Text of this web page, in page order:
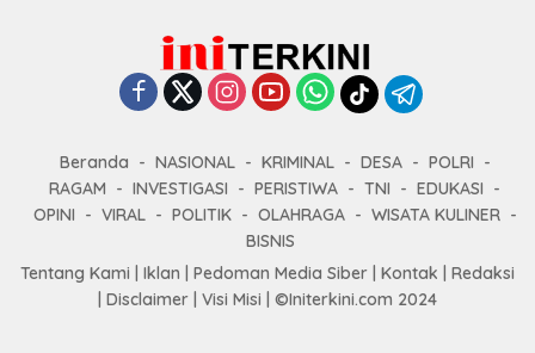
Beranda NASIONAL KRIMINAL DESA
POLRI
RAGAM
INVESTIGASI PERISTIWA TNI
EDUKASI
OPINI
VIRAL POLITIK OLAHRAGA
WISATA KULINER
BISNIS
Tentang Kami
Iklan Pedoman Media Siber Kontak
Redaksi
Disclaimer Visi Misi ©Initerkini.com 2024